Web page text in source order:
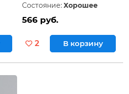
Состояние: Хорошее
566 руб.
2 В корзину